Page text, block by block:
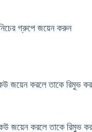
গ্রুপে জয়েন করুন
জয়েন করলে তাকে রিমুভ
জয়েন করলে তাকে রিমুভ